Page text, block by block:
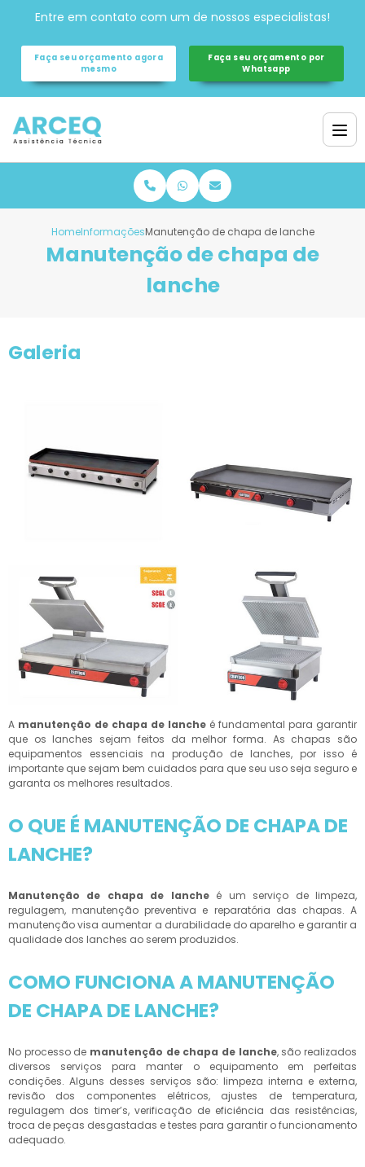
Entre em contato com um de nossos especialistas!
Faça seu orçamento agora
mesmo
Faça seu orçamento por
Whatsapp
HomeInformaçõesManutenção de chapa de lanche
Manutenção de chapa de
lanche
Galeria
A manutenção de chapa de lanche é fundamental para garantir
que os lanches sejam feitos da melhor forma. As chapas são
equipamentos essenciais na produção de lanches, por isso é
importante que sejam bem cuidados para que seu uso seja seguro e
garanta os melhores resultados.
O QUE É MANUTENÇÃO DE CHAPA DE
LANCHE?
Manutenção de chapa de lancheé um serviço de limpeza,
regulagem, manutenção preventiva e reparatória das chapas. A
manutenção visa aumentar a durabilidade do aparelho e garantir a
qualidade dos lanches ao serem produzidos.
COMO FUNCIONA A MANUTENÇÃO
DE CHAPA DE LANCHE?
No processo de manutenção de chapa de lanche, são realizados
diversos serviços para manter o equipamento em perfeitas
condições. Alguns desses serviços são: limpeza interna e externa,
revisão dos componentes elétricos, ajustes de temperatura,
regulagem dos timer’s, verificação de eficiência das resistências,
troca de peças desgastadas e testes para garantir o funcionamento
adequado.